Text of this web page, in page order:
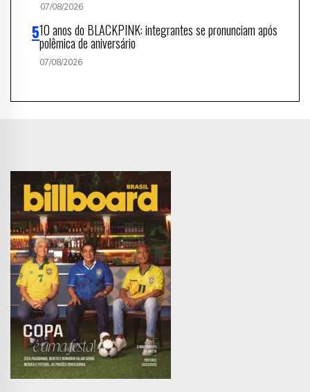
07/08/2026
10 anos do BLACKPINK: integrantes se pronunciam após
polêmica de aniversário
07/08/2026